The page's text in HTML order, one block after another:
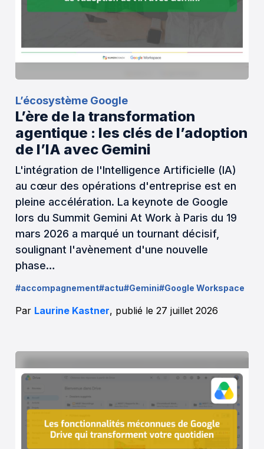
L’écosystème Google
L’ère de la transformation
agentique : les clés de l’adoption
de l’IA avec Gemini
L'intégration de l'Intelligence Artificielle (IA)
au cœur des opérations d'entreprise est en
pleine accélération. La keynote de Google
lors du Summit Gemini At Work à Paris du 19
mars 2026 a marqué un tournant décisif,
soulignant l'avènement d'une nouvelle
phase…
#accompagnement#actu#Gemini#Google Workspace
Par Laurine Kastner, publié le 27 juillet 2026